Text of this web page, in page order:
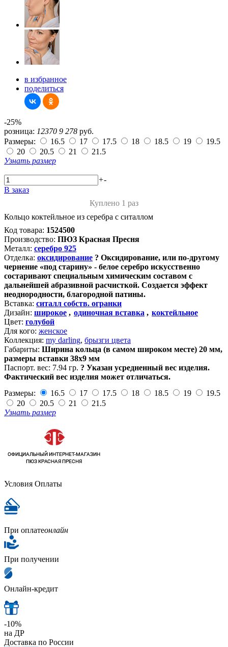
в избранное
поделиться
-25%
розница: 12370 9 278 руб.
Размеры:
16.5 17 17.5 18 18.5 19
19.5
20
20.5 21
21.5
Узнать размер
+-
В заказ
Куплено 1 раз
Кольцо коктейльное из серебра с ситаллом
Код товара: 1524500
Производство: ПЮЗ Красная Пресня
Металл: серебро 925
Отделка: оксидирование ? Оксидирование, или по-другому
чернение «под старину» - белое серебро искусственно
состаривают специальным химическим составом с
дальнейшей абразивной расчисткой. Создается эффект
неоднородности, благородной патины.
Вставка: ситалл собств. огранки
Дизайн: широкое , одиночная вставка , коктейльное
Цвет: голубой
Для кого: женское
Коллекция: my darling, брызги цвета
Габариты: Ширина кольца (в самом широком месте) 20 мм,
размеры вставки 38х9 мм
Паспорт. вес: 7.94 гр. ? Указан усредненный вес изделия.
Фактический вес изделия может отличаться.
Размеры:
16.5 17 17.5 18 18.5 19
19.5
20
20.5 21
21.5
Узнать размер
Условия Оплаты
При оплатеонлайн
При получении
Онлайн-кредит
-10%
на ДР
Доставка по России